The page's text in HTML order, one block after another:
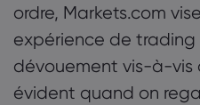
ordre, Markets.com
expérience de trading
dévouement vis-à-vis
évident quand on